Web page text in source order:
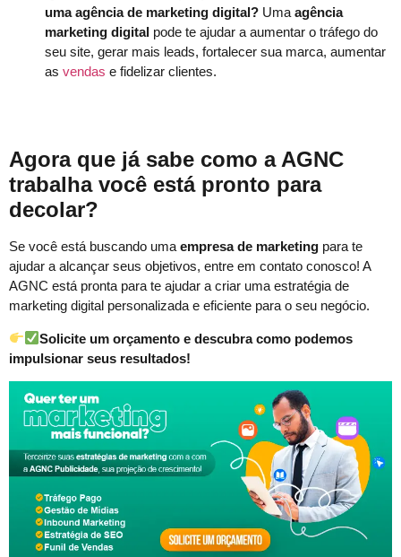
uma agência de marketing digital? Umaagência
marketing digital pode te ajudar a aumentar o tráfego do
seu site, gerar mais leads, fortalecer sua marca, aumentar
as vendas e fidelizar clientes.
Agora que já sabe como a AGNC
trabalha você está pronto para
decolar?
Se você está buscando uma empresa de marketing para te
ajudar a alcançar seus objetivos, entre em contato conosco! A
AGNC está pronta para te ajudar a criar uma estratégia de
marketing digital personalizada e eficiente para o seu negócio.
Solicite um orçamento e descubra como podemos
impulsionar seus resultados!